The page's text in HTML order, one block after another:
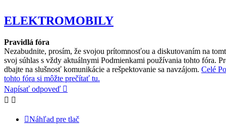
ELEKTROMOBILY
Pravidlá fóra
Nezabudnite, prosím, že svojou prítomnosťou a diskutovaním na
svoj súhlas s vždy aktuálnymi Podmienkami používania tohto fóra.
dbajte na slušnosť komunikácie a rešpektovanie sa navzájom. Celé
tohto fóra si môžte prečítať tu.
Napísať odpoveď
Náhľad pre tlač